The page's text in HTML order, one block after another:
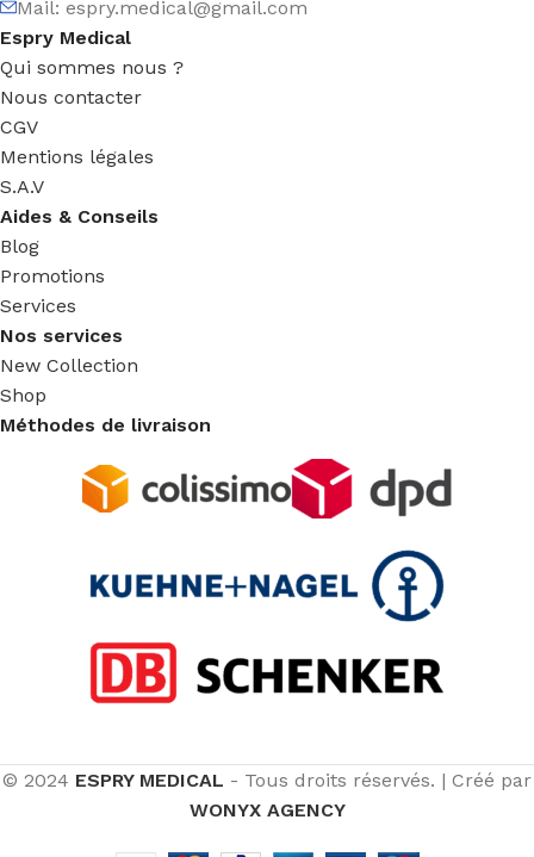
Mail: espry.medical@gmail.com
Espry Medical
Qui sommes nous ?
Nous contacter
CGV
Mentions légales
S.A.V
Aides & Conseils
Blog
Promotions
Services
Nos services
New Collection
Shop
Méthodes de livraison
© 2024 ESPRY MEDICAL - Tous droits réservés. | Créé par
WONYX AGENCY